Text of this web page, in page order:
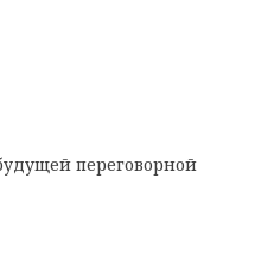
переговорной